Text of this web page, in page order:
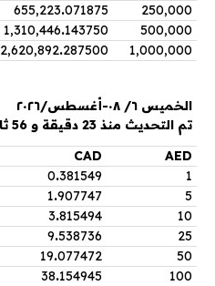
250,000
655,223.071875
500,000
1,310,446.143750
1,000,000
2,620,892.287500
الخميس ٦/ ٠٨-أغسطس/٢٠٢٦
تم التحديث منذ 23 دقيقة و 56 ثانية
AED
CAD
1
0.381549
5
1.907747
10
3.815494
25
9.538736
50
19.077472
100
38.154945